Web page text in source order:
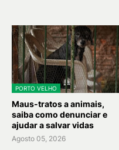
PORTO VELHO
Maus-tratos a animais,
saiba como denunciar e
ajudar a salvar vidas
Agosto 05, 2026